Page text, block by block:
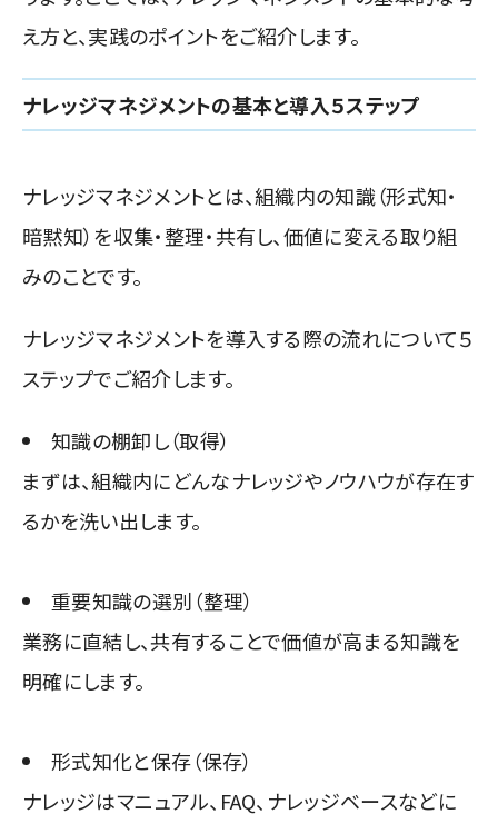
え方と、実践のポイントをご紹介します。
ナレッジマネジメントの基本と導入５ステップ
ナレッジマネジメントとは、組織内の知識（形式知・
暗黙知）を収集・整理・共有し、価値に変える取り組
みのことです。
ナレッジマネジメントを導入する際の流れについて５
ステップでご紹介します。
知識の棚卸し（取得）
まずは、組織内にどんなナレッジやノウハウが存在す
るかを洗い出します。
重要知識の選別（整理）
業務に直結し、共有することで価値が高まる知識を
明確にします。
形式知化と保存（保存）
ナレッジはマニュアル、FAQ、ナレッジベースなどに